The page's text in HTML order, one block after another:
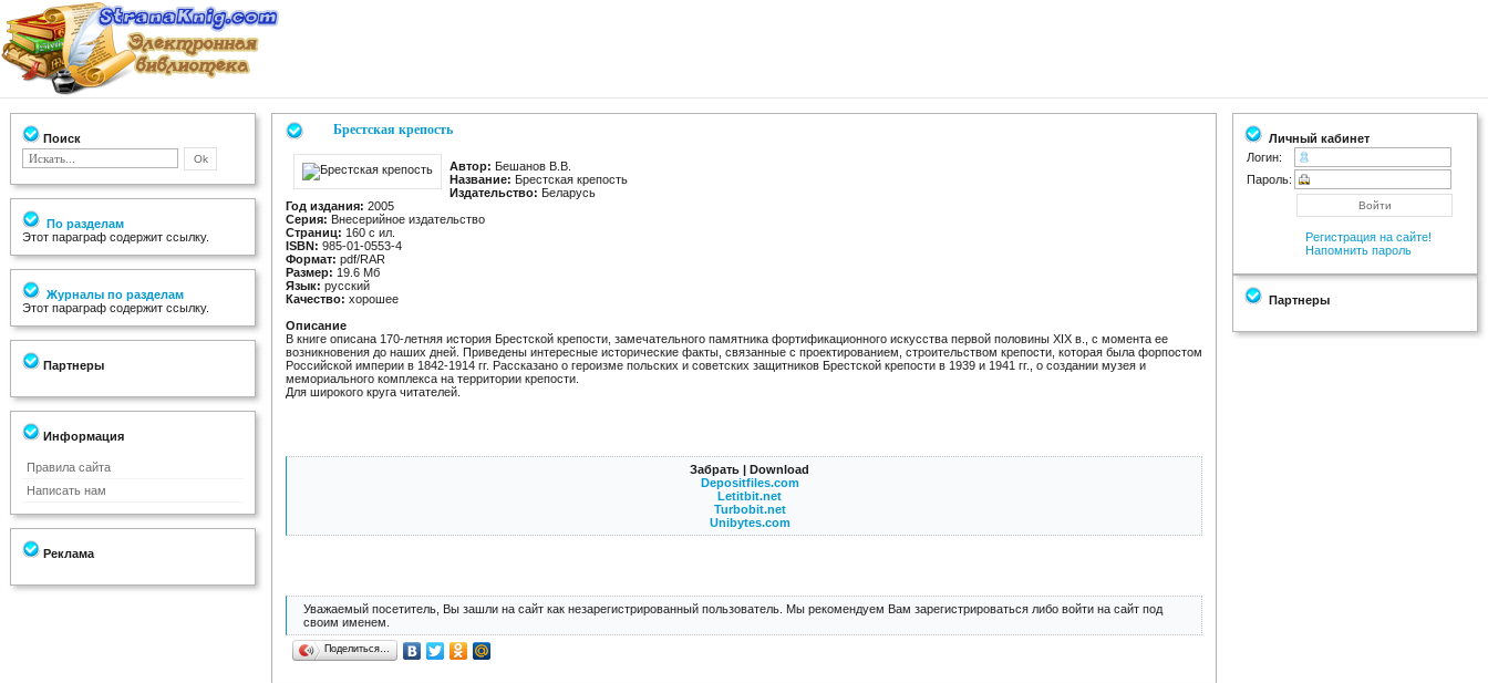
Поиск
По разделам
Этот параграф содержит ссылку.
Журналы по разделам
Этот параграф содержит ссылку.
Партнеры
Информация
Правила сайта
Написать нам
Реклама
Брестская крепость
Автор: Бешанов В.В.
Название: Брестская крепость
Издательство: Беларусь
Год издания: 2005
Серия: Внесерийное издательство
Страниц: 160 с ил.
ISBN: 985-01-0553-4
Формат: pdf/RAR
Размер: 19.6 Мб
Язык: русский
Качество: хорошее
Описание
В книге описана 170-летняя история Брестской крепости, замечательного памятника фортификационного искусства первой половины XIX в., с момента ее
возникновения до наших дней. Приведены интересные исторические факты, связанные с проектированием, строительством крепости, которая была форпостом
Российской империи в 1842-1914 гг. Рассказано о героизме польских и советских защитников Брестской крепости в 1939 и 1941 гг., о создании музея и
мемориального комплекса на территории крепости.
Для широкого круга читателей.
Забрать | Download
Depositfiles.com
Letitbit.net
Turbobit.net
Unibytes.com
Уважаемый посетитель, Вы зашли на сайт как незарегистрированный пользователь. Мы рекомендуем Вам зарегистрироваться либо войти на сайт под
своим именем.
Поделиться…
Личный кабинет
Логин:
Пароль:
Регистрация на сайте!
Напомнить пароль
Партнеры